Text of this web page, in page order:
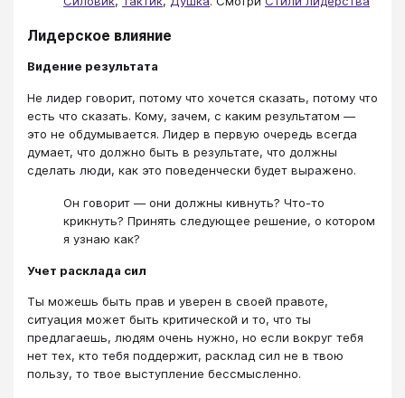
Лидерское влияние
Видение результата
Не лидер говорит, потому что хочется сказать, потому что
есть что сказать. Кому, зачем, с каким результатом —
это не обдумывается. Лидер в первую очередь всегда
думает, что должно быть в результате, что должны
сделать люди, как это поведенчески будет выражено.
Он говорит — они должны кивнуть? Что-то
крикнуть? Принять следующее решение, о котором
я узнаю как?
Учет расклада сил
Ты можешь быть прав и уверен в своей правоте,
ситуация может быть критической и то, что ты
предлагаешь, людям очень нужно, но если вокруг тебя
нет тех, кто тебя поддержит, расклад сил не в твою
пользу, то твое выступление бессмысленно.